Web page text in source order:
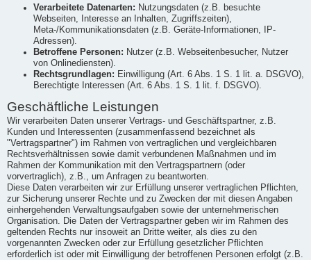
Verarbeitete Datenarten: Nutzungsdaten (z.B. besuchte
Webseiten, Interesse an Inhalten, Zugriffszeiten),
Meta-/Kommunikationsdaten (z.B. Geräte-Informationen, IP-
Adressen).
Betroffene Personen: Nutzer (z.B. Webseitenbesucher, Nutzer
von Onlinediensten).
Rechtsgrundlagen: Einwilligung (Art. 6 Abs. 1 S. 1 lit. a. DSGVO),
Berechtigte Interessen (Art. 6 Abs. 1 S. 1 lit. f. DSGVO).
Geschäftliche Leistungen
Wir verarbeiten Daten unserer Vertrags- und Geschäftspartner, z.B.
Kunden und Interessenten (zusammenfassend bezeichnet als
"Vertragspartner") im Rahmen von vertraglichen und vergleichbaren
Rechtsverhältnissen sowie damit verbundenen Maßnahmen und im
Rahmen der Kommunikation mit den Vertragspartnern (oder
vorvertraglich), z.B., um Anfragen zu beantworten.
Diese Daten verarbeiten wir zur Erfüllung unserer vertraglichen Pflichten,
zur Sicherung unserer Rechte und zu Zwecken der mit diesen Angaben
einhergehenden Verwaltungsaufgaben sowie der unternehmerischen
Organisation. Die Daten der Vertragspartner geben wir im Rahmen des
geltenden Rechts nur insoweit an Dritte weiter, als dies zu den
vorgenannten Zwecken oder zur Erfüllung gesetzlicher Pflichten
erforderlich ist oder mit Einwilligung der betroffenen Personen erfolgt (z.B.